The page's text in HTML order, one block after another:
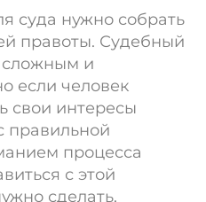
суда нужно собрать
правоты. Судебный
сложным и
если человек
свои интересы
правильной
процесса
с этой
сделать,